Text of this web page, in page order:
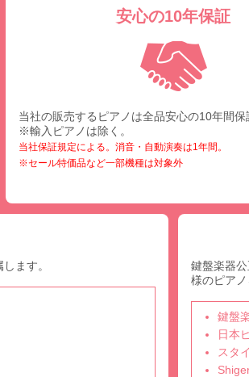
安心の10年保証
当社の販売するピアノは全品安心の10年間保
※輸入ピアノは除く。
当社保証規定による。消音・自動演奏は1年間。
※セール特価品など一部機種は対象外
ます。
鍵盤楽器
様のピアノ
鍵盤
日本
スタ